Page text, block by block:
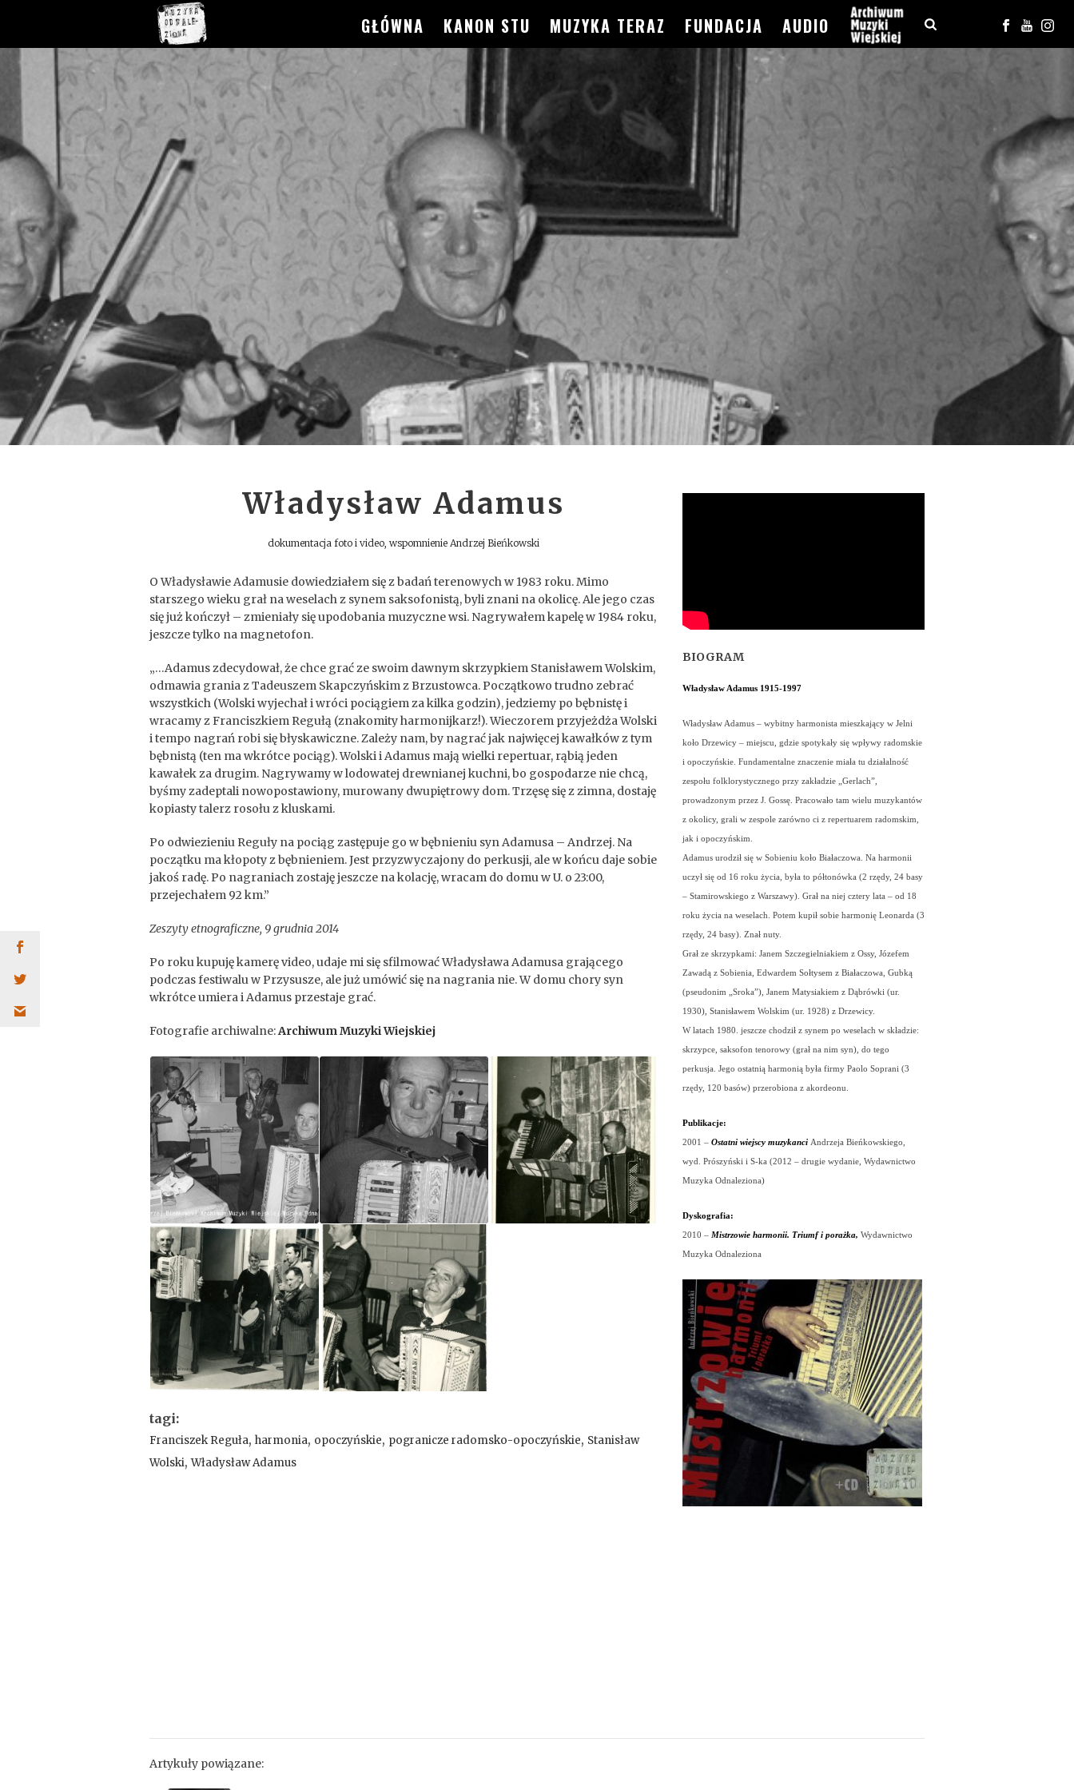
GŁÓWNA KANON STU MUZYKA TERAZ FUNDACJA AUDIO
Władysław Adamus
dokumentacja foto i video, wspomnienie Andrzej Bieńkowski
O Władysławie Adamusie dowiedziałem się z badań terenowych w 1983 roku. Mimo
starszego wieku grał na weselach z synem saksofonistą, byli znani na okolicę. Ale jego czas
się już kończył – zmieniały się upodobania muzyczne wsi. Nagrywałem kapelę w 1984 roku,
jeszcze tylko na magnetofon.
„…Adamus zdecydował, że chce grać ze swoim dawnym skrzypkiem Stanisławem Wolskim,
odmawia grania z Tadeuszem Skapczyńskim z Brzustowca. Początkowo trudno zebrać
wszystkich (Wolski wyjechał i wróci pociągiem za kilka godzin), jedziemy po bębnistę i
wracamy z Franciszkiem Regułą (znakomity harmonijkarz!). Wieczorem przyjeżdża Wolski
i tempo nagrań robi się błyskawiczne. Zależy nam, by nagrać jak najwięcej kawałków z tym
bębnistą (ten ma wkrótce pociąg). Wolski i Adamus mają wielki repertuar, rąbią jeden
kawałek za drugim. Nagrywamy w lodowatej drewnianej kuchni, bo gospodarze nie chcą,
byśmy zadeptali nowopostawiony, murowany dwupiętrowy dom. Trzęsę się z zimna, dostaję
kopiasty talerz rosołu z kluskami.
Po odwiezieniu Reguły na pociąg zastępuje go w bębnieniu syn Adamusa – Andrzej. Na
początku ma kłopoty z bębnieniem. Jest przyzwyczajony do perkusji, ale w końcu daje sobie
jakoś radę. Po nagraniach zostaję jeszcze na kolację, wracam do domu w U. o 23:00,
przejechałem 92 km.”
Zeszyty etnograficzne, 9 grudnia 2014
Po roku kupuję kamerę video, udaje mi się sfilmować Władysława Adamusa grającego
podczas festiwalu w Przysusze, ale już umówić się na nagrania nie. W domu chory syn
wkrótce umiera i Adamus przestaje grać.
Fotografie archiwalne:Archiwum Muzyki Wiejskiej
tagi:
Franciszek Reguła, harmonia, opoczyńskie, pogranicze radomsko-opoczyńskie, Stanisław
Wolski,Władysław Adamus
BIOGRAM
Władysław Adamus 1915-1997
Władysław Adamus – wybitny harmonista mieszkający w Jelni
koło Drzewicy – miejscu, gdzie spotykały się wpływy radomskie
i opoczyńskie. Fundamentalne znaczenie miała tu działalność
zespołu folklorystycznego przy zakładzie „Gerlach”,
prowadzonym przez J. Gossę. Pracowało tam wielu muzykantów
z okolicy, grali w zespole zarówno ci z repertuarem radomskim,
jak i opoczyńskim.
Adamus urodził się w Sobieniu koło Białaczowa. Na harmonii
uczył się od 16 roku życia, była to półtonówka (2 rzędy, 24 basy
– Stamirowskiego z Warszawy). Grał na niej cztery lata – od 18
roku życia na weselach. Potem kupił sobie harmonię Leonarda (3
rzędy, 24 basy). Znał nuty.
Grał ze skrzypkami: Janem Szczegielniakiem z Ossy, Józefem
Zawadą z Sobienia, Edwardem Sołtysem z Białaczowa, Gubką
(pseudonim „Sroka”), Janem Matysiakiem z Dąbrówki (ur.
1930), Stanisławem Wolskim (ur. 1928) z Drzewicy.
W latach 1980. jeszcze chodził z synem po weselach w składzie:
skrzypce, saksofon tenorowy (grał na nim syn), do tego
perkusja. Jego ostatnią harmonią była firmy Paolo Soprani (3
rzędy, 120 basów) przerobiona z akordeonu.
Publikacje:
2001 – Ostatni wiejscy muzykanci Andrzeja Bieńkowskiego,
wyd. Prószyński i S-ka (2012 – drugie wydanie, Wydawnictwo
Muzyka Odnaleziona)
Dyskografia:
2010 – Mistrzowie harmonii. Triumf i porażka, Wydawnictwo
Muzyka Odnaleziona
Artykuły powiązane: